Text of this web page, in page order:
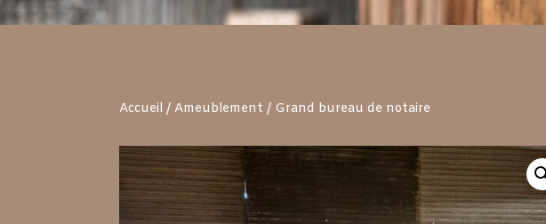
Accueil /Ameublement / Grand bureau de notaire